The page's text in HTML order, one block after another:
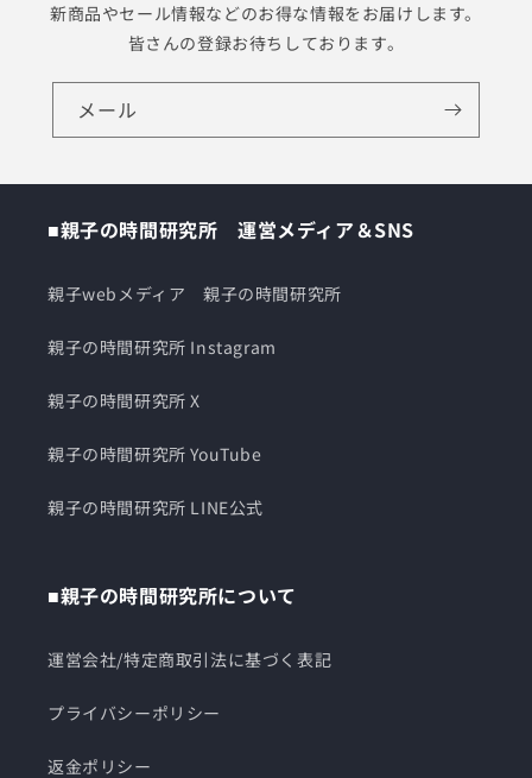
新商品やセール情報などのお得な情報をお届けします。
皆さんの登録お待ちしております。
メール
■親子の時間研究所 運営メディア＆SNS
親子webメディア 親子の時間研究所
親子の時間研究所 Instagram
親子の時間研究所 X
親子の時間研究所 YouTube
親子の時間研究所 LINE公式
■親子の時間研究所について
運営会社/特定商取引法に基づく表記
プライバシーポリシー
返金ポリシー